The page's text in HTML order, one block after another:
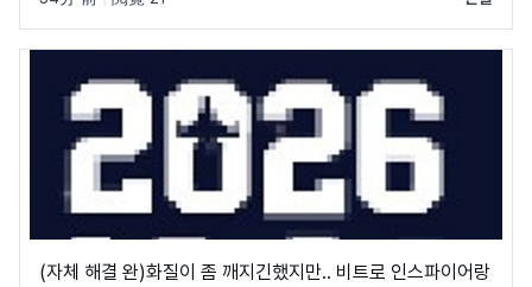
(자체 해결 완)화질이 좀 깨지긴했지만.. 비트로 인스파이어랑